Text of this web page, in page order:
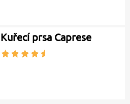
Kuřecí prsa Caprese